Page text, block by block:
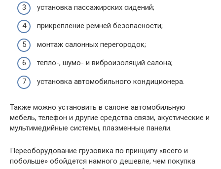
установка пассажирских сидений;
прикрепление ремней безопасности;
монтаж салонных перегородок;
тепло-, шумо- и виброизоляций салона;
установка автомобильного кондиционера.
Также можно установить в салоне автомобильную
мебель, телефон и другие средства связи, акустические и
мультимедийные системы, плазменные панели.
Переоборудование грузовика по принципу «всего и
побольше» обойдется намного дешевле, чем покупка